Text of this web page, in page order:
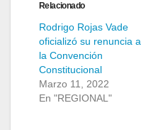
Relacionado
Rodrigo Rojas Vade
oficializó su renuncia a
la Convención
Constitucional
Marzo 11, 2022
En "REGIONAL"